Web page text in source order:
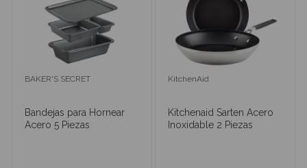
BAKER'S SECRET
Bandejas para Hornear
Acero 5 Piezas
KitchenAid
Kitchenaid Sarten Acero
Inoxidable 2 Piezas